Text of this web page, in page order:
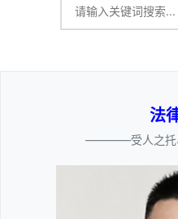
法
————受人之